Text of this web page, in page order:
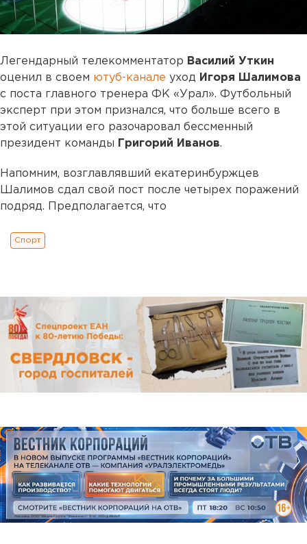
Легендарный телекомментатор Василий Уткин
оценил в своем ютуб-канале уход Игоря Шалимова
с поста главного тренера ФК «Урал». Футбольный
эксперт при этом признался, что больше всего в
этой ситуации его разочаровал бессменный
президент команды Григорий Иванов.
Напомним, возглавлявший екатеринбуржцев
Шалимов сдал свой пост после четырех поражений
подряд. Предполагается, что
Спорт